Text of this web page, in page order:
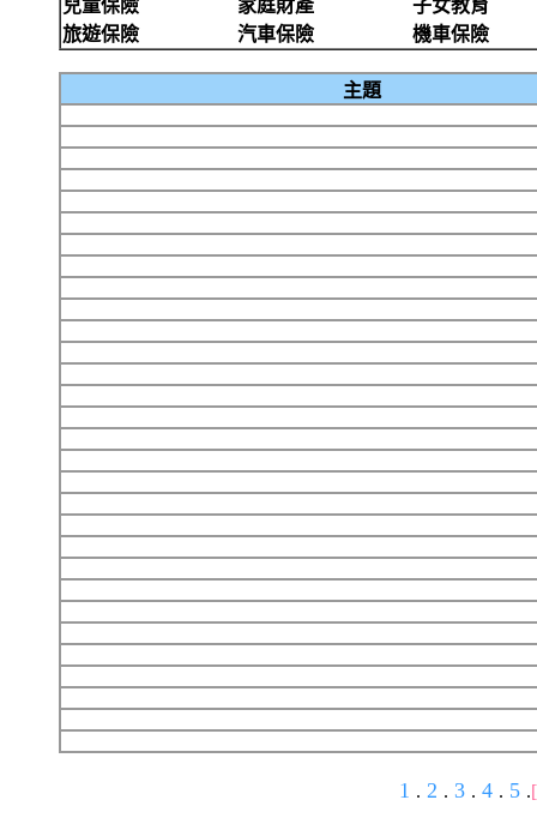
兒童保險
家庭財產
子女教育
旅遊保險
汽車保險 機車保險
主題
1 . 2 . 3 . 4 . 5 .